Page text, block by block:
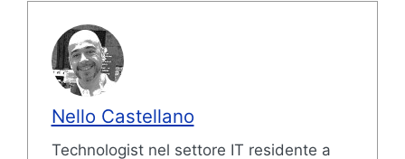
Nello Castellano
Technologist nel settore IT residente a